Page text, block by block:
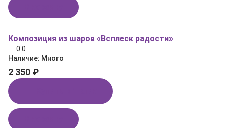
Композиция из шаров «Всплеск радости»
0.0
Наличие: Много
2 350 ₽